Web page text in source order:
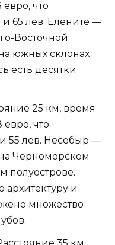
что
и 65 лев. Елените —
Восточной
южных склонах
есть десятки
25 км, время
евро, что
и 55 лев. Несебыр —
Черноморском
полуострове.
и
множество